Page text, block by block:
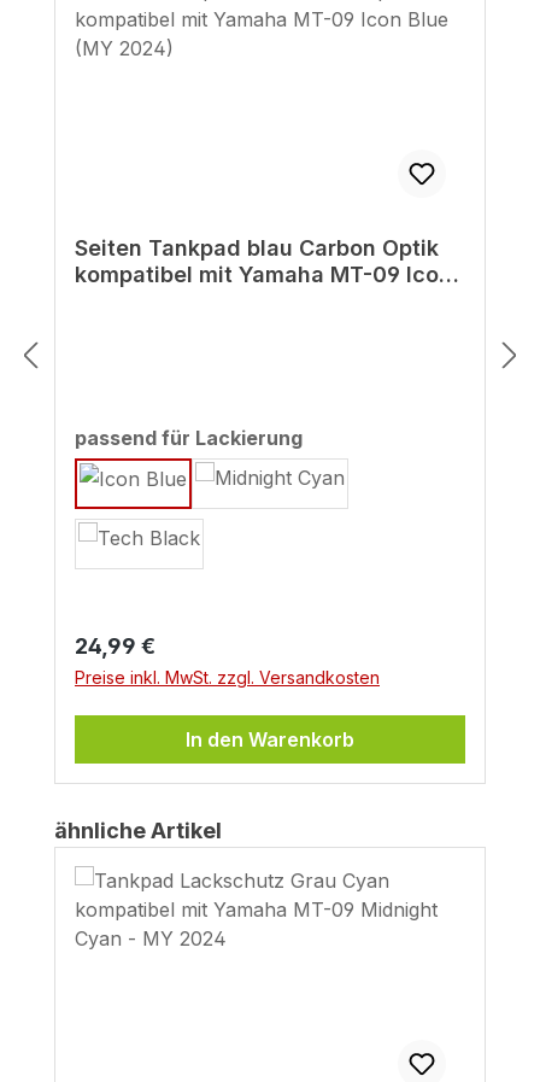
Seiten Tankpad blau Carbon Optik
kompatibel mit Yamaha MT-09 Icon
passend für Lackierungauswählen
Regulärer Preis:
24,99 €
Preise inkl. MwSt. zzgl. Versandkosten
In den Warenkorb
Produktgalerie überspringen
ähnliche Artikel